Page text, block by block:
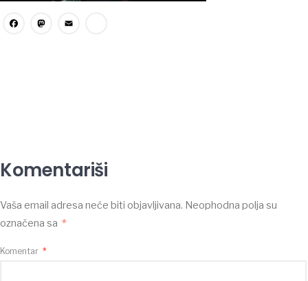
Facebook
Mastodon
Komentariši
Vaša email adresa neće biti objavljivana. Neophodna polja su
označena sa *
Komentar *